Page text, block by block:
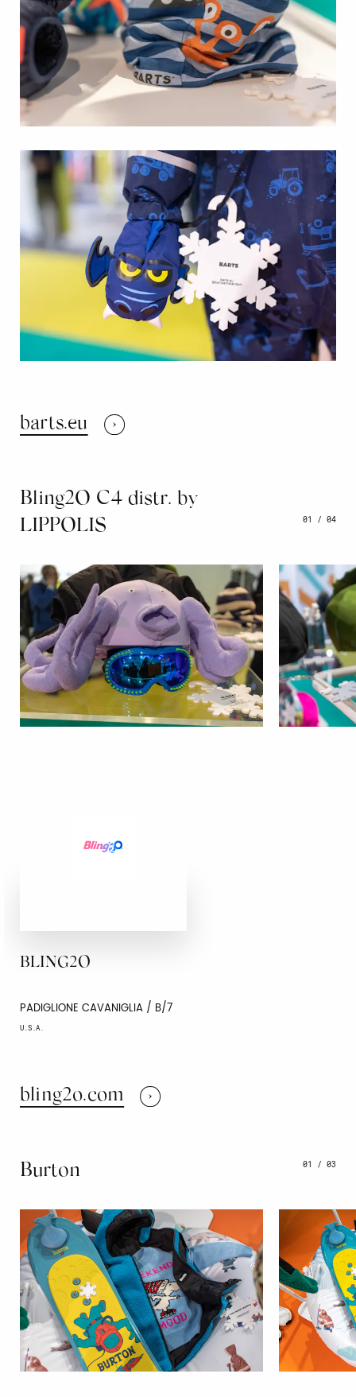
barts.eu
Bling2O C4 distr. by
LIPPOLIS
01 / 04
BLING2O
PADIGLIONE CAVANIGLIA / B/7
U.S.A.
bling2o.com
Burton 01 / 03